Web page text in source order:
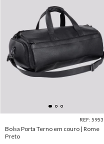
REF:
Bolsa Porta Terno em couro | Rome
Preto